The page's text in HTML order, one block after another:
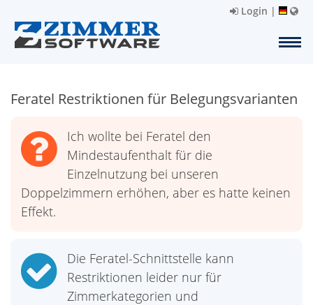
Login |
Feratel Restriktionen für Belegungsvarianten
Ich wollte bei Feratel den
Mindestaufenthalt für die
Einzelnutzung bei unseren
Doppelzimmern erhöhen, aber es hatte keinen
Effekt.
Die Feratel-Schnittstelle kann
Restriktionen leider nur für
Zimmerkategorien und